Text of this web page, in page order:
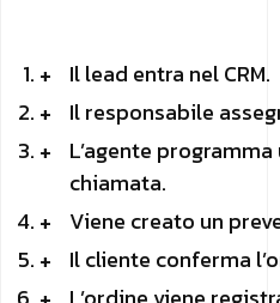
Il lead entra nel CRM.
Il responsabile
L’agente
chiamata.
Viene creato un
Il cliente conferma